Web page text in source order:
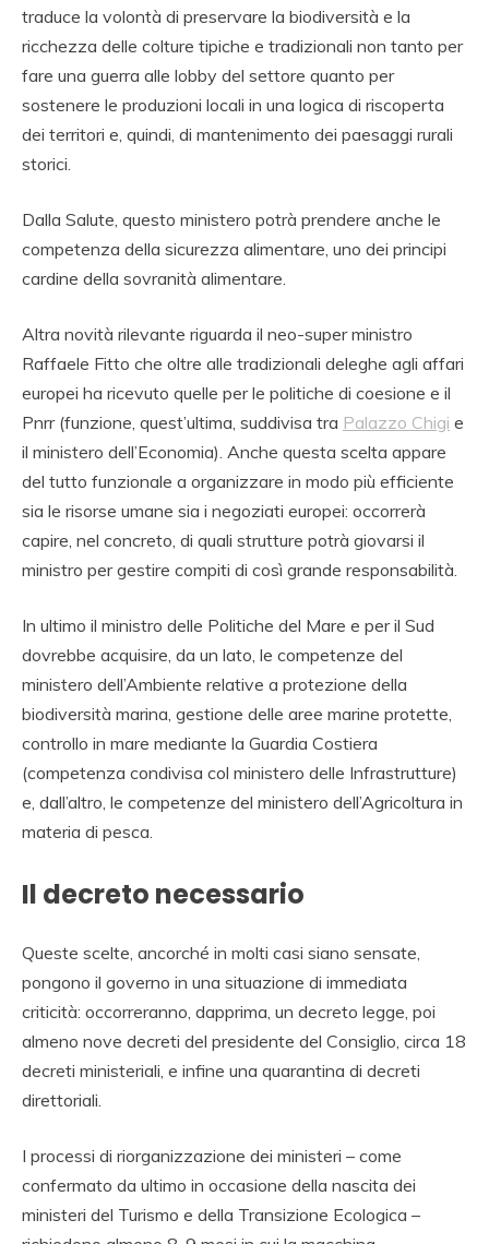
traduce la volontà di preservare la biodiversità e la
ricchezza delle colture tipiche e tradizionali non tanto per
fare una guerra alle lobby del settore quanto per
sostenere le produzioni locali in una logica di riscoperta
dei territori e, quindi, di mantenimento dei paesaggi rurali
storici.
Dalla Salute, questo ministero potrà prendere anche le
competenza della sicurezza alimentare, uno dei principi
cardine della sovranità alimentare.
Altra novità rilevante riguarda il neo-super ministro
Raffaele Fitto che oltre alle tradizionali deleghe agli affari
europei ha ricevuto quelle per le politiche di coesione e il
Pnrr (funzione, quest’ultima, suddivisa tra Palazzo Chigi e
il ministero dell’Economia). Anche questa scelta appare
del tutto funzionale a organizzare in modo più efficiente
sia le risorse umane sia i negoziati europei: occorrerà
capire, nel concreto, di quali strutture potrà giovarsi il
ministro per gestire compiti di così grande responsabilità.
In ultimo il ministro delle Politiche del Mare e per il Sud
dovrebbe acquisire, da un lato, le competenze del
ministero dell’Ambiente relative a protezione della
biodiversità marina, gestione delle aree marine protette,
controllo in mare mediante la Guardia Costiera
(competenza condivisa col ministero delle Infrastrutture)
e, dall’altro, le competenze del ministero dell’Agricoltura in
materia di pesca.
Il decreto necessario
Queste scelte, ancorché in molti casi siano sensate,
pongono il governo in una situazione di immediata
criticità: occorreranno, dapprima, un decreto legge, poi
almeno nove decreti del presidente del Consiglio, circa 18
decreti ministeriali, e infine una quarantina di decreti
direttoriali.
I processi di riorganizzazione dei ministeri – come
confermato da ultimo in occasione della nascita dei
ministeri del Turismo e della Transizione Ecologica –